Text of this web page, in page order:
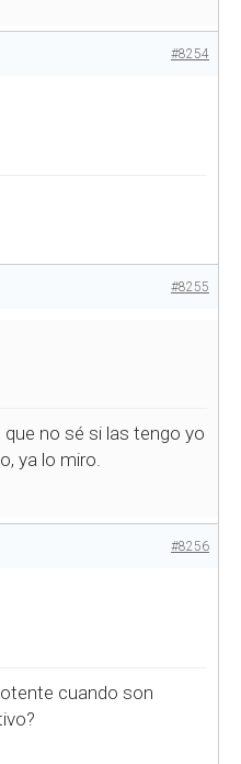
#8254
#8255
no sé si las tengo yo
ya lo miro.
#8256
cuando son